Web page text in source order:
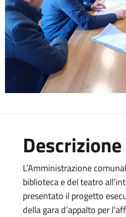
Descrizione
L’Amministrazione
biblioteca e del teatro
presentato il progetto
della gara d’appalto per